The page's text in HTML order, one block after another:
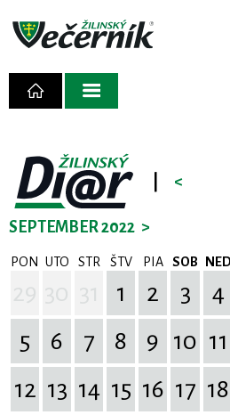
<
SEPTEMBER 2022 >
PON UTO STR ŠTV PIA SOB NED
1 2 3
4
5
6 7 8 9 10 11
12 13 14 15 16 17 18